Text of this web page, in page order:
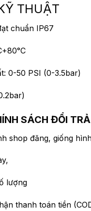
THUẬT
chuẩn IP67
0-50 PSI (0-3.5bar)
SÁCH ĐỔI TRẢ
shop đăng, giống
lượng
thanh toán tiền